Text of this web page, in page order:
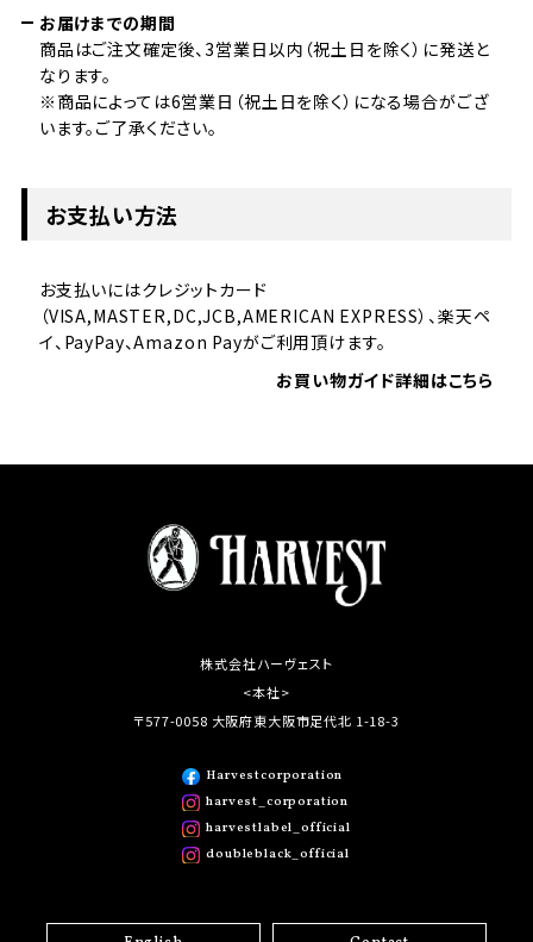
お届けまでの期間
商品はご注文確定後、3営業日以内（祝土日を除く）に発送と
なります。
※商品によっては6営業日（祝土日を除く）になる場合がござ
います。ご了承ください。
お支払い方法
お支払いにはクレジットカード
（VISA,MASTER,DC,JCB,AMERICAN EXPRESS）、楽天ペ
イ、PayPay、Amazon Payがご利用頂けます。
お買い物ガイド詳細はこちら
株式会社ハーヴェスト
<本社>
〒577-0058 大阪府東大阪市足代北 1-18-3
Harvestcorporation
harvest_corporation
harvestlabel_official
doubleblack_official